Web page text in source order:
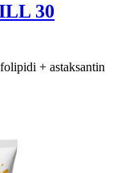
30
+ astaksantin